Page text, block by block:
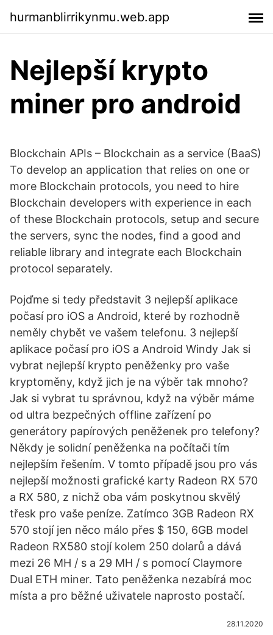
hurmanblirrikynmu.web.app
Nejlepší krypto
miner pro android
Blockchain APIs – Blockchain as a service (BaaS)
To develop an application that relies on one or
more Blockchain protocols, you need to hire
Blockchain developers with experience in each
of these Blockchain protocols, setup and secure
the servers, sync the nodes, find a good and
reliable library and integrate each Blockchain
protocol separately.
Pojďme si tedy představit 3 nejlepší aplikace
počasí pro iOS a Android, které by rozhodně
neměly chybět ve vašem telefonu. 3 nejlepší
aplikace počasí pro iOS a Android Windy Jak si
vybrat nejlepší krypto peněženky pro vaše
kryptoměny, když jich je na výběr tak mnoho?
Jak si vybrat tu správnou, když na výběr máme
od ultra bezpečných offline zařízení po
generátory papírových peněženek pro telefony?
Někdy je solidní peněženka na počítači tím
nejlepším řešením. V tomto případě jsou pro vás
nejlepší možnosti grafické karty Radeon RX 570
a RX 580, z nichž oba vám poskytnou skvělý
třesk pro vaše peníze. Zatímco 3GB Radeon RX
570 stojí jen něco málo přes $ 150, 6GB model
Radeon RX580 stojí kolem 250 dolarů a dává
mezi 26 MH / s a 29 MH / s pomocí Claymore
Dual ETH miner. Tato peněženka nezabírá moc
místa a pro běžné uživatele naprosto postačí.
28.11.2020